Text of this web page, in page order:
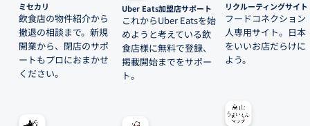
ミセカリ
飲食店の物件紹介から
撤退の相談まで。新規
開業から、閉店のサポ
ートもプロにおまかせ
ください。
Uber Eats加盟店サポート
これからUber Eatsを始
めようと考えている飲
食店様に無料で登録、
掲載開始までをサポー
ト。
リクルーティングサイト
フードコネクション
人専用サイト。日本
をいいお店だらけに
よう。